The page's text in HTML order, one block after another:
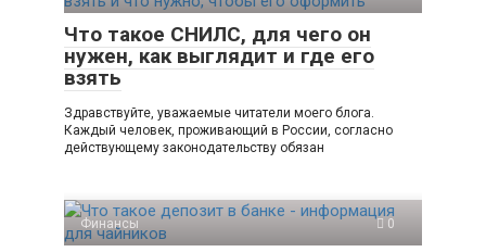
Что такое СНИЛС, для чего он
нужен, как выглядит и где его
взять
Здравствуйте, уважаемые читатели моего блога.
Каждый человек, проживающий в России, согласно
действующему законодательству обязан
Финансы 0